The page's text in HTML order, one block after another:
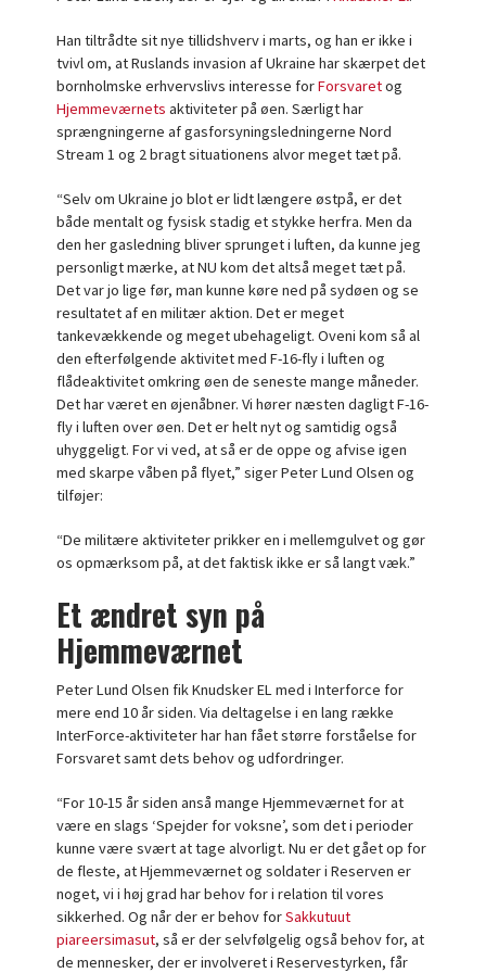
Han tiltrådte sit nye tillidshverv i marts, og han er ikke i
tvivl om, at Ruslands invasion af Ukraine har skærpet det
bornholmske erhvervslivs interesse forForsvaretog
Hjemmeværnets aktiviteter på øen. Særligt har
sprængningerne af gasforsyningsledningerne Nord
Stream 1 og 2 bragt situationens alvor meget tæt på.
“Selv om Ukraine jo blot er lidt længere østpå, er det
både mentalt og fysisk stadig et stykke herfra. Men da
den her gasledning bliver sprunget i luften, da kunne jeg
personligt mærke, at NU kom det altså meget tæt på.
Det var jo lige før, man kunne køre ned på sydøen og se
resultatet af en militær aktion. Det er meget
tankevækkende og meget ubehageligt. Oveni kom så al
den efterfølgende aktivitet med F-16-fly i luften og
flådeaktivitet omkring øen de seneste mange måneder.
Det har været en øjenåbner. Vi hører næsten dagligt F-16-
fly i luften over øen. Det er helt nyt og samtidig også
uhyggeligt. For vi ved, at så er de oppe og afvise igen
med skarpe våben på flyet,” siger Peter Lund Olsen og
tilføjer:
“De militære aktiviteter prikker en i mellemgulvet og gør
os opmærksom på, at det faktisk ikke er så langt væk.”
Et ændret syn på
Hjemmeværnet
Peter Lund Olsen fik Knudsker EL med i Interforce for
mere end 10 år siden. Via deltagelse i en lang række
InterForce-aktiviteter har han fået større forståelse for
Forsvaret samt dets behov og udfordringer.
“For 10-15 år siden anså mange Hjemmeværnet for at
være en slags ‘Spejder for voksne’, som det i perioder
kunne være svært at tage alvorligt. Nu er det gået op for
de fleste, at Hjemmeværnet og soldater i Reserven er
noget, vi i høj grad har behov for i relation til vores
sikkerhed. Og når der er behov forSakkutuut
piareersimasut, så er der selvfølgelig også behov for, at
de mennesker, der er involveret i Reservestyrken, får